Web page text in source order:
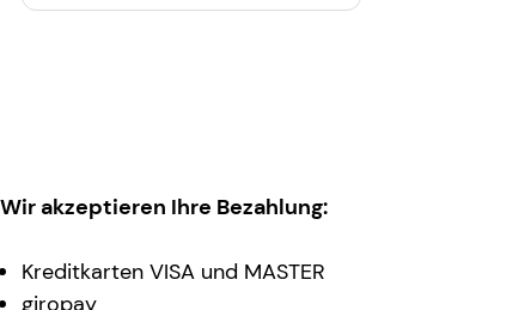
Wir akzeptieren Ihre Bezahlung:
Kreditkarten VISA und MASTER
giropay